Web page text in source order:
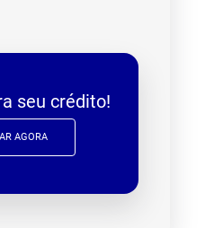
seu crédito!
AGORA